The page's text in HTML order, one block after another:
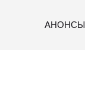
АНОНСЫ